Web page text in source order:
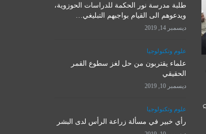
روسيا تصمم روبوتاً يعمل على
إتلاف النفايات الإشعاعية
طلبة مدرسة نور الحكمة للدراسات الحوزوية،
ويدعوهم الى القيام بواجبهم التبليغي…
ديسمبر 14, 2019
علوم وتكنولوجيا
علماء يقتربون من حل لغز سطوع القمر
الحقيقي
ديسمبر 10, 2019
علوم وتكنولوجيا
رأي خبير في مسألة زراعة الرأس لدى البشر